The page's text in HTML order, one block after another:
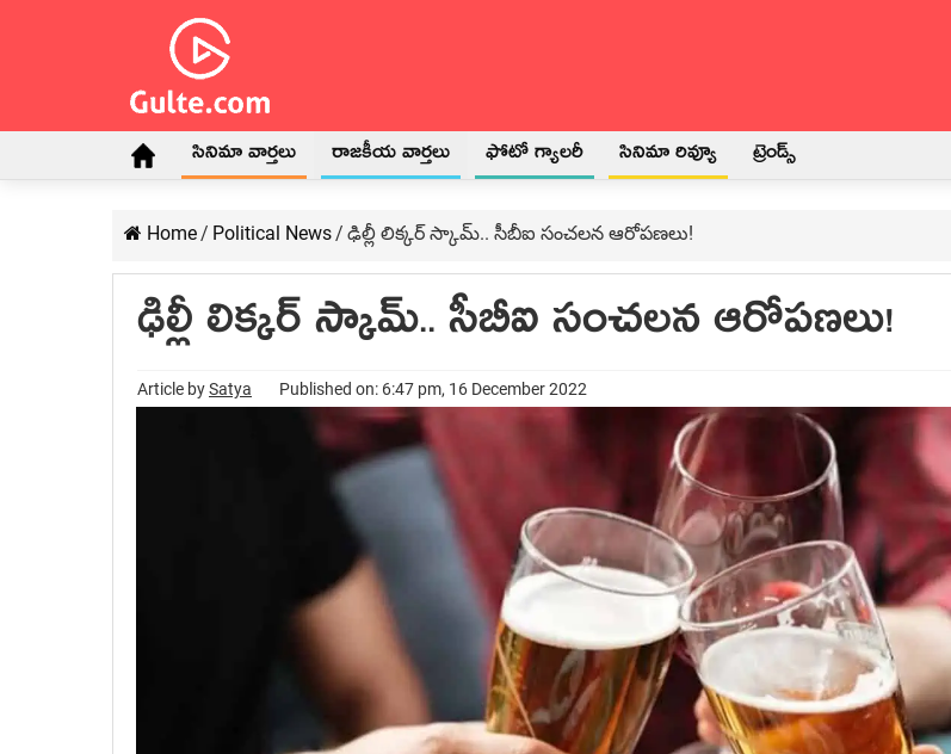
సినిమా వార్తలు రాజకీయ వార్తలు ఫోటో గ్యాలరీ సినిమా రివ్యూ ట్రెండ్స్
Home/ Political News/ ఢిల్లీ లిక్కర్ స్కామ్‌.. సీబీఐ సంచ‌ల‌న ఆరోప‌ణ‌లు!
ఢిల్లీ లిక్కర్ స్కామ్‌.. సీబీఐ సంచ‌ల‌న ఆరోప‌ణ‌లు!
Article bySatya Published on: 6:47 pm, 16 December 2022